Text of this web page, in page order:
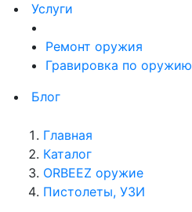
Услуги
Ремонт оружия
Гравировка по оружию
Блог
Главная
Каталог
ORBEEZ оружие
Пистолеты, УЗИ